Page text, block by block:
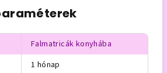
Falmatricák konyhába
1 hónap